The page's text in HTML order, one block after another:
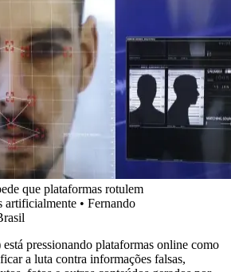
que plataformas rotulem
artificialmente • Fernando
pressionando plataformas online como
a luta contra informações falsas,